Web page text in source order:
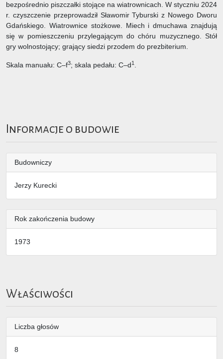
bezpośrednio piszczałki stojące na wiatrownicach. W styczniu 2024
r. czyszczenie przeprowadził Sławomir Tyburski z Nowego Dworu
Gdańskiego. Wiatrownice stożkowe. Miech i dmuchawa znajdują
się w pomieszczeniu przylegającym do chóru muzycznego. Stół
gry wolnostojący; grający siedzi przodem do prezbiterium.
Skala manuału: C–f3; skala pedału: C–d1
Informacje o budowie
Budowniczy
Jerzy Kurecki
Rok zakończenia budowy
1973
Właściwości
Liczba głosów
8